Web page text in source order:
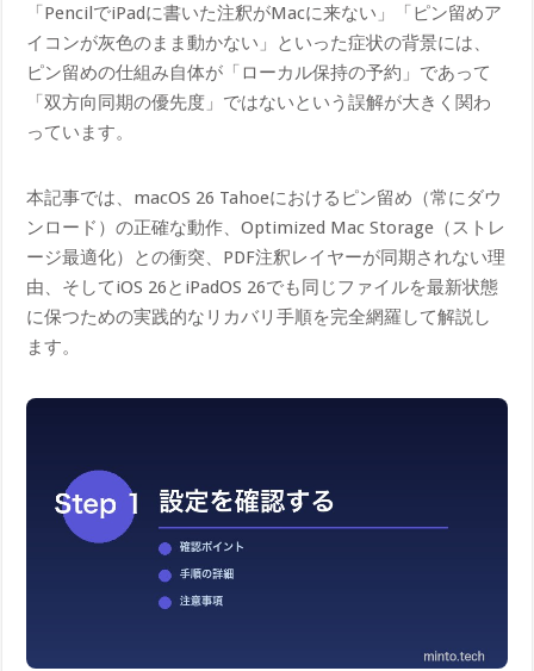
「PencilでiPadに書いた注釈がMacに来ない」「ピン留めア
イコンが灰色のまま動かない」といった症状の背景には、
ピン留めの仕組み自体が「ローカル保持の予約」であって
「双方向同期の優先度」ではないという誤解が大きく関わ
っています。
本記事では、macOS 26 Tahoeにおけるピン留め（常にダウ
ンロード）の正確な動作、Optimized Mac Storage（ストレ
ージ最適化）との衝突、PDF注釈レイヤーが同期されない理
由、そしてiOS 26とiPadOS 26でも同じファイルを最新状態
に保つための実践的なリカバリ手順を完全網羅して解説し
ます。